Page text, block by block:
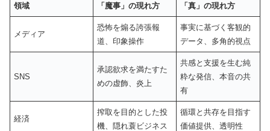
領域 「魔事」の現れ方 「真」の現れ方
メディア
恐怖を煽る誇張報
道、印象操作
事実に基づく客観的
データ、多角的視点
SNS
承認欲求を満たすた
めの虚飾、炎上
共感と支援を生む純
粋な発信、本音の共
有
経済
搾取を目的とした投
機、隠れ蓑ビジネス
循環と共存を目指す
価値提供、透明性